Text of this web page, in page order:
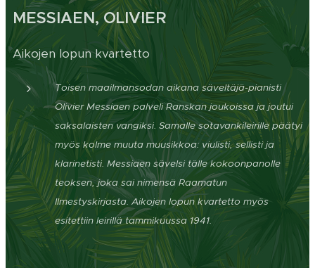
MESSIAEN, OLIVIER
Aikojen lopun kvartetto
Toisen maailmansodan aikana säveltäjä-pianisti
Olivier Messiaen palveli Ranskan joukoissa ja joutui
saksalaisten vangiksi. Samalle sotavankileirille päätyi
myös kolme muuta muusikkoa: viulisti, sellisti ja
klarinetisti. Messiaen sävelsi tälle kokoonpanolle
teoksen, joka sai nimensä Raamatun
Ilmestyskirjasta. Aikojen lopun kvartetto myös
esitettiin leirillä tammikuussa 1941.